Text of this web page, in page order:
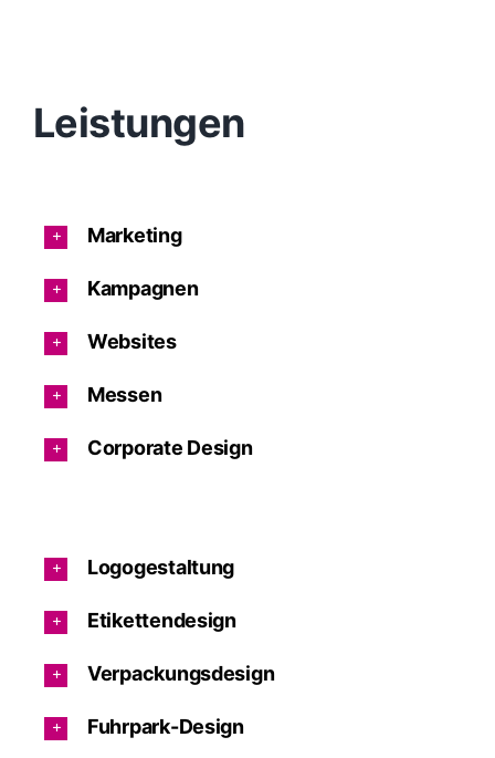
Leistungen
Marketing
Kampagnen
Websites
Messen
Corporate Design
Logogestaltung
Etikettendesign
Verpackungsdesign
Fuhrpark-Design